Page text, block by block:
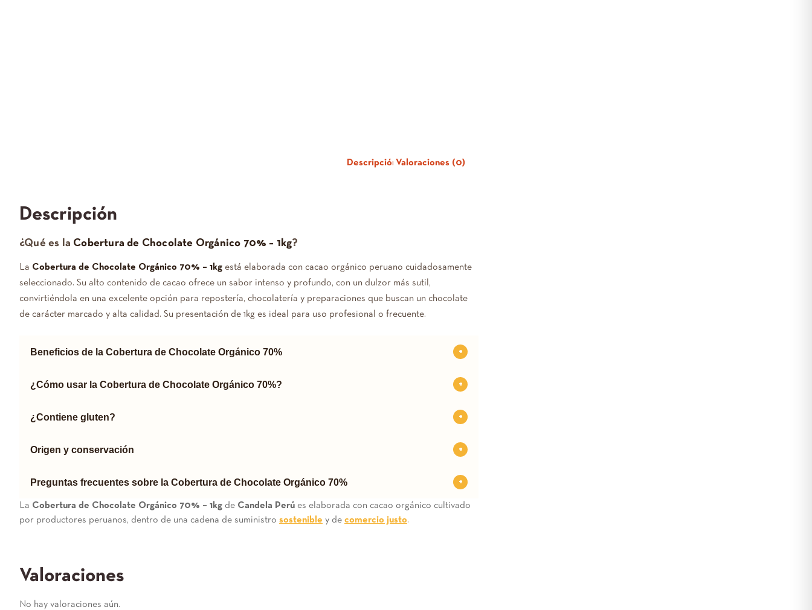
DescripciónValoraciones (0)
Descripción
¿Qué es la Cobertura de Chocolate Orgánico 70% – 1kg?
La Cobertura de Chocolate Orgánico 70% – 1kg está elaborada con cacao orgánico peruano cuidadosamente
seleccionado. Su alto contenido de cacao ofrece un sabor intenso y profundo, con un dulzor más sutil,
convirtiéndola en una excelente opción para repostería, chocolatería y preparaciones que buscan un chocolate
de carácter marcado y alta calidad. Su presentación de 1kg es ideal para uso profesional o frecuente.
Beneficios de la Cobertura de Chocolate Orgánico 70%
¿Cómo usar la Cobertura de Chocolate Orgánico 70%?
¿Contiene gluten?
Origen y conservación
Preguntas frecuentes sobre la Cobertura de Chocolate Orgánico 70%
La Cobertura de Chocolate Orgánico 70% – 1kg de Candela Perú es elaborada con cacao orgánico cultivado
por productores peruanos, dentro de una cadena de suministro sostenible y de comercio justo.
Valoraciones
No hay valoraciones aún.